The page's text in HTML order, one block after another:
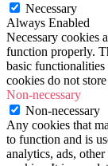
Necessary
Always Enabled
Necessary cookies
function properly.
basic functionalities
cookies do not
Non-necessary
Non-necessary
Any cookies that
to function and is
analytics, ads, other